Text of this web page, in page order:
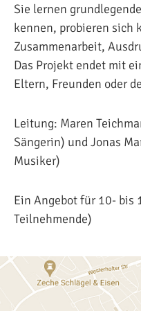
Sie lernen
kennen, probieren sich
Zusammenarbeit,
Das Projekt endet mit
Eltern, Freunden oder
Leitung: Maren
Sängerin) und Jonas
Musiker)
Ein Angebot für 10- bis
Teilnehmende)